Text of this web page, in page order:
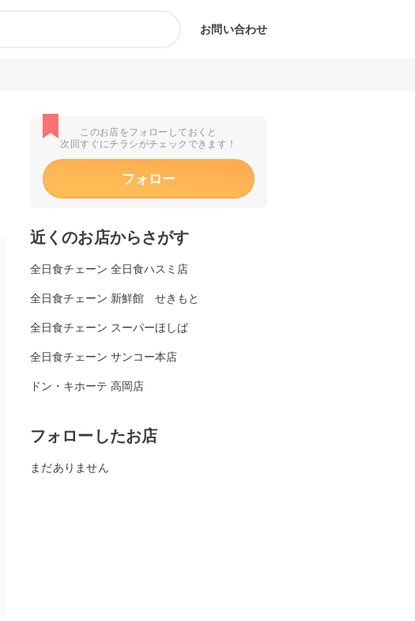
お問い合わせ
このお店をフォローしておくと
次回すぐにチラシがチェックできます！
フォロー
近くのお店からさがす
全日食チェーン 全日食ハスミ店
全日食チェーン 新鮮館 せきもと
全日食チェーン スーパーほしば
全日食チェーン サンコー本店
ドン・キホーテ 高岡店
フォローしたお店
まだありません